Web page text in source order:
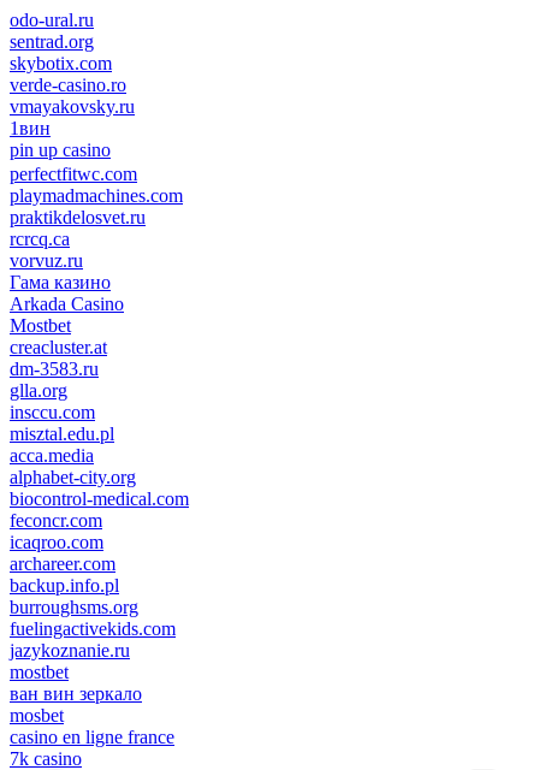
odo-ural.ru
sentrad.org
skybotix.com
verde-casino.ro
vmayakovsky.ru
1вин
pin up casino
пин ап
1win
perfectfitwc.com
playmadmachines.com
praktikdelosvet.ru
rcrcq.ca
vorvuz.ru
Гама казино
Arkada Casino
Mostbet
creacluster.at
dm-3583.ru
glla.org
insccu.com
misztal.edu.pl
acca.media
alphabet-city.org
biocontrol-medical.com
feconcr.com
icaqroo.com
archareer.com
backup.info.pl
burroughsms.org
fuelingactivekids.com
jazykoznanie.ru
mostbet
ван вин зеркало
mosbet
casino en ligne france
7k casino